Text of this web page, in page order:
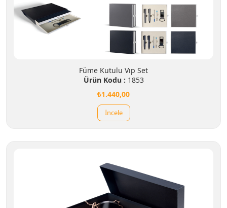
Füme Kutulu Vıp Set
Ürün Kodu : 1853
₺1.440,00
İncele